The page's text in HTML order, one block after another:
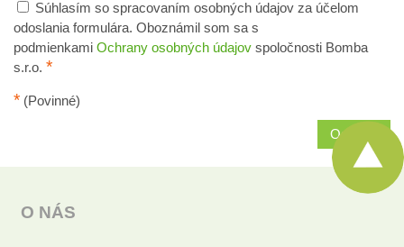
Súhlasím so spracovaním osobných údajov za účelom
odoslania formulára. Oboznámil som sa s
podmienkami Ochrany osobných údajov spoločnosti Bomba
s.r.o. *
* (Povinné)
Odoslať
O NÁS